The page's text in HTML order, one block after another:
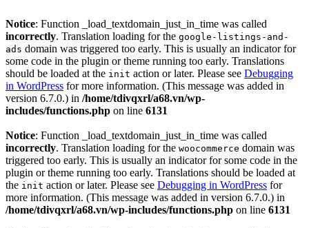
Notice: Function _load_textdomain_just_in_time was called
incorrectly. Translation loading for the google-listings-and-
ads domain was triggered too early. This is usually an indicator for
some code in the plugin or theme running too early. Translations
should be loaded at the init action or later. Please see Debugging
in WordPress for more information. (This message was added in
version 6.7.0.) in /home/tdivqxrl/a68.vn/wp-
includes/functions.php on line 6131
Notice: Function _load_textdomain_just_in_time was called
incorrectly. Translation loading for the woocommerce domain was
triggered too early. This is usually an indicator for some code in the
plugin or theme running too early. Translations should be loaded at
the init action or later. Please see Debugging in WordPress for
more information. (This message was added in version 6.7.0.) in
/home/tdivqxrl/a68.vn/wp-includes/functions.php on line 6131